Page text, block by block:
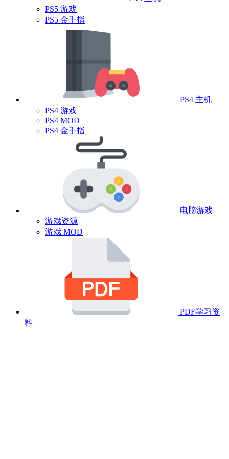
PS5 游戏
PS5 金手指
PS4 主机
PS4 游戏
PS4 MOD
PS4 金手指
电脑游戏
游戏资源
游戏 MOD
PDF学习资
料